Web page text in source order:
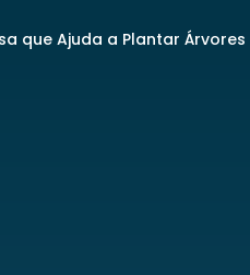
que Ajuda a Plantar Árvores